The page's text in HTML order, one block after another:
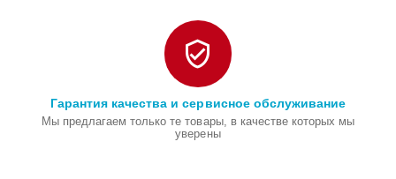
Гарантия качества и сервисное обслуживание
Мы предлагаем только те товары, в качестве которых мы
уверены